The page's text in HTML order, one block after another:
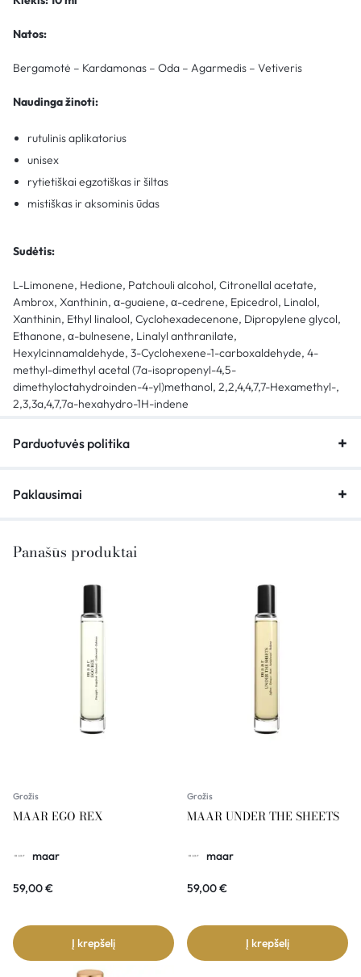
Natos:
Bergamotė – Kardamonas – Oda – Agarmedis – Vetiveris
Naudinga žinoti:
rutulinis aplikatorius
unisex
rytietiškai egzotiškas ir šiltas
mistiškas ir aksominis ūdas
Sudėtis:
L-Limonene, Hedione, Patchouli alcohol, Citronellal acetate,
Ambrox, Xanthinin, α-guaiene, α-cedrene, Epicedrol, Linalol,
Xanthinin, Ethyl linalool, Cyclohexadecenone, Dipropylene glycol,
Ethanone, α-bulnesene, Linalyl anthranilate,
Hexylcinnamaldehyde, 3-Cyclohexene-1-carboxaldehyde, 4-
methyl-dimethyl acetal (7a-isopropenyl-4,5-
dimethyloctahydroinden-4-yl)methanol, 2,2,4,4,7,7-Hexamethyl-,
2,3,3a,4,7,7a-hexahydro-1H-indene
Parduotuvės politika
Paklausimai
Panašūs produktai
Grožis
MAAR EGO REX
maar
59,00€
Į krepšelį
Grožis
MAAR UNDER THE SHEETS
maar
59,00€
Į krepšelį